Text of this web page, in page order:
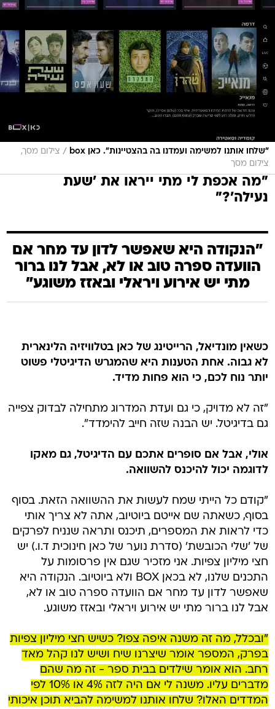
"שלחו אותנו למשימה ועמדנו בה בהצטיינות". כאן box / צילום מסך,
צילום מסך
"מה אכפת לי מתי ייראו את 'שעת
נעילה'?"
"הנקודה היא שאפשר לדון עד מחר אם
הוועדה ספרה טוב או לא, אבל לנו ברור
מתי יש אירוע ויראלי ובאזז משוגע"
כשאין מונדיאל, הרייטינג של כאן בטלוויזיה הלינארית
לא גבוה. אחת הטענות היא שהמגרש הדיגיטלי פשוט
יותר נוח לכם, כי הוא פחות מדיד.
"זה לא מדויק, כי גם ועדת המדרוג מתחילה לבדוק צפייה
גם בדיגיטל. יש הבנה שזה חייב להימדד".
אולי, אבל אם סופרים אתכם עם הדיגיטל, גם מאקו
לדוגמה יכול להיכנס להשוואה.
"קודם כל הייתי שמח לעשות את ההשוואה הזאת. בסוף
בסוף, כשאתה שם אייטם ביוטיוב, אתה לא צריך אותי
כדי לראות את המספרים, תיכנס ותראה שנניח לפרקים
של 'שלי הכובשת' (סדרת נוער של כאן חינוכית ד.ו.) יש
חצי מיליון צפיות. אני מזכיר שגם אין פרסומות על
התכנים שלנו, לא בכאן BOX ולא ביוטיוב. הנקודה היא
שאפשר לדון עד מחר אם הוועדה ספרה טוב או לא,
אבל לנו ברור מתי יש אירוע ויראלי ובאזז משוגע.
"ובכלל, מה זה משנה איפה צפו? כשיש חצי מיליון צפיות
בפרק, המספר אומר שיצרנו שיח ושיש לנו קהל מאד
רחב. הוא אומר שילדים בבית ספר - זה מה שהם
מדברים עליו. משנה לי אם היה לזה 4% או 10% לפי
המדדים האלו? שלחו אותנו למשימה להביא תוכן איכותי